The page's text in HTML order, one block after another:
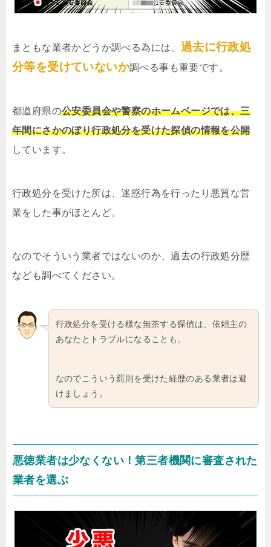
まともな業者かどうか調べる為には、 過去に行政処
分等を受けていないか調べる事も重要です。
都道府県の公安委員会や警察のホームページでは、三
年間にさかのぼり行政処分を受けた探偵の情報を公開
しています。
行政処分を受けた所は、迷惑行為を行ったり悪質な営
業をした事がほとんど。
なのでそういう業者ではないのか、過去の行政処分歴
なども調べてください。
行政処分を受ける様な無茶する探偵は、依頼主の
あなたとトラブルになることも。
なのでこういう罰則を受けた経歴のある業者は避
けましょう。
悪徳業者は少なくない！第三者機関に審査された
業者を選ぶ